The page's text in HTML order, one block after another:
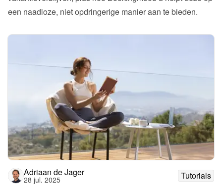
een naadloze, niet opdringerige manier aan te bieden.
Adriaan de Jager
28 jul. 2025
Tutorials